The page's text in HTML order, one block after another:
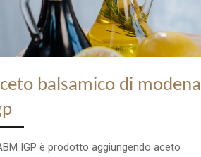
balsamico di modena
IGP è prodotto aggiungendo aceto